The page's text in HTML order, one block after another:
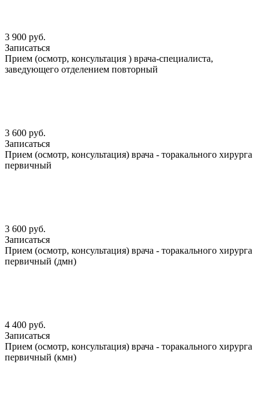
3 900 руб.
Записаться
Прием (осмотр, консультация ) врача-специалиста,
заведующего отделением повторный
3 600 руб.
Записаться
Прием (осмотр, консультация) врача - торакального хирурга
первичный
3 600 руб.
Записаться
Прием (осмотр, консультация) врача - торакального хирурга
первичный (дмн)
4 400 руб.
Записаться
Прием (осмотр, консультация) врача - торакального хирурга
первичный (кмн)